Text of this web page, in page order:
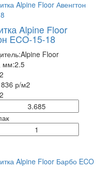
Alpine Floor
ECO-15-18
Alpine Floor
мм:2.5
р/м2